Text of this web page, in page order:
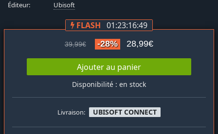
Éditeur:
Ubisoft
FLASH 01:23:16:48
39,99€ -28% 28,99€
Ajouter au panier
Disponibilité : en stock
Livraison: UBISOFT CONNECT